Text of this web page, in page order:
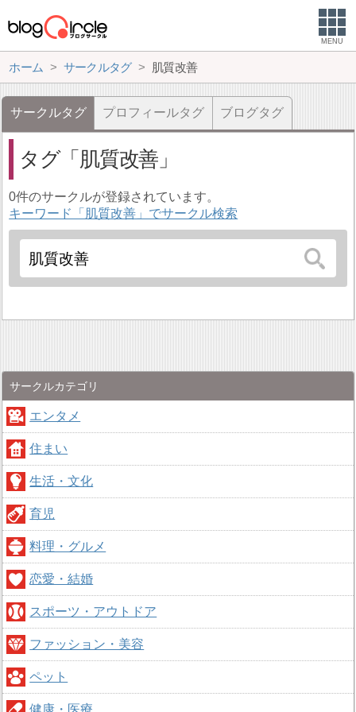
MENU
ホーム サークルタグ 肌質改善
サークルタグ プロフィールタグ ブログタグ
タグ 肌質改善
0件のサークルが登録されています。
キーワード「肌質改善」でサークル検索
サークルカテゴリ
エンタメ
住まい
生活・文化
育児
料理・グルメ
恋愛・結婚
スポーツ・アウトドア
ファッション・美容
ペット